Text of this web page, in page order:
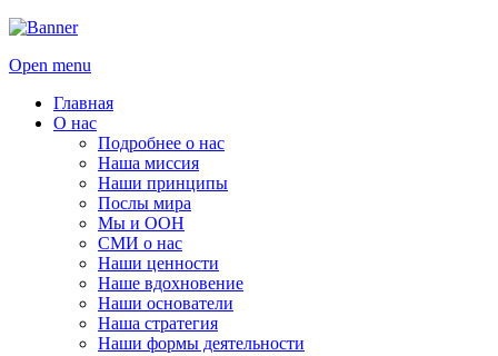
Open menu
Главная
О нас
Подробнее о нас
Наша миссия
Наши принципы
Послы мира
Мы и ООН
СМИ о нас
Наши ценности
Наше вдохновение
Наши основатели
Наша стратегия
Наши формы деятельности